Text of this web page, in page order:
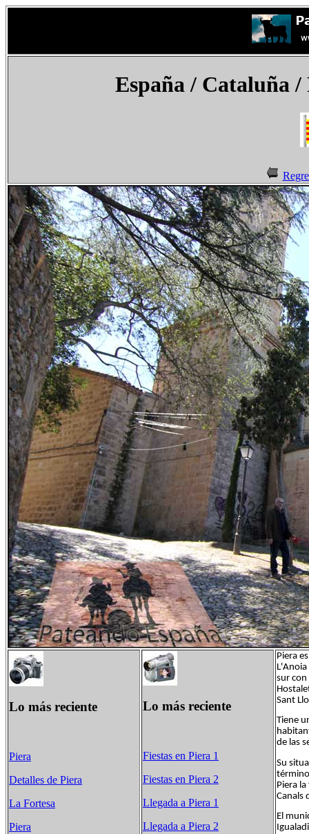
España/ Cataluña /
Lo más reciente
Piera
Detalles de Piera
La Fortesa
Piera
Lo más reciente
Fiestas en Piera 1
Fiestas en Piera 2
Llegada a Piera 1
Llegada a Piera 2
Piera
sur con
Sant
Tiene
de las
Su
Piera
Canals
El